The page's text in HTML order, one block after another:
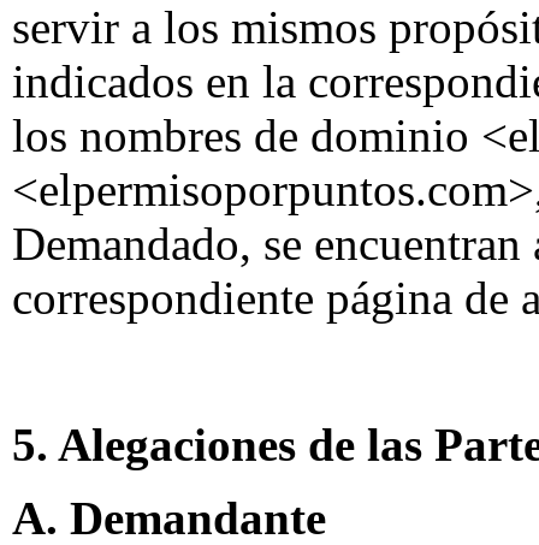
servir a los mismos
indicados en la
los nombres de dominio
Demandado, se
correspondiente página de
5. Alegaciones de las
A. Demandante